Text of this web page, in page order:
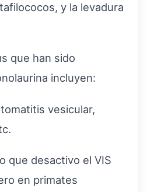
y la levadura
que han sido
incluyen:
vesicular,
que desactivo el VIS
en primates